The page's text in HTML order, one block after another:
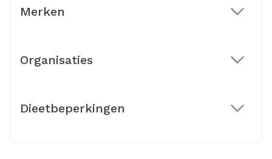
Merken
Organisaties
Dieetbeperkingen